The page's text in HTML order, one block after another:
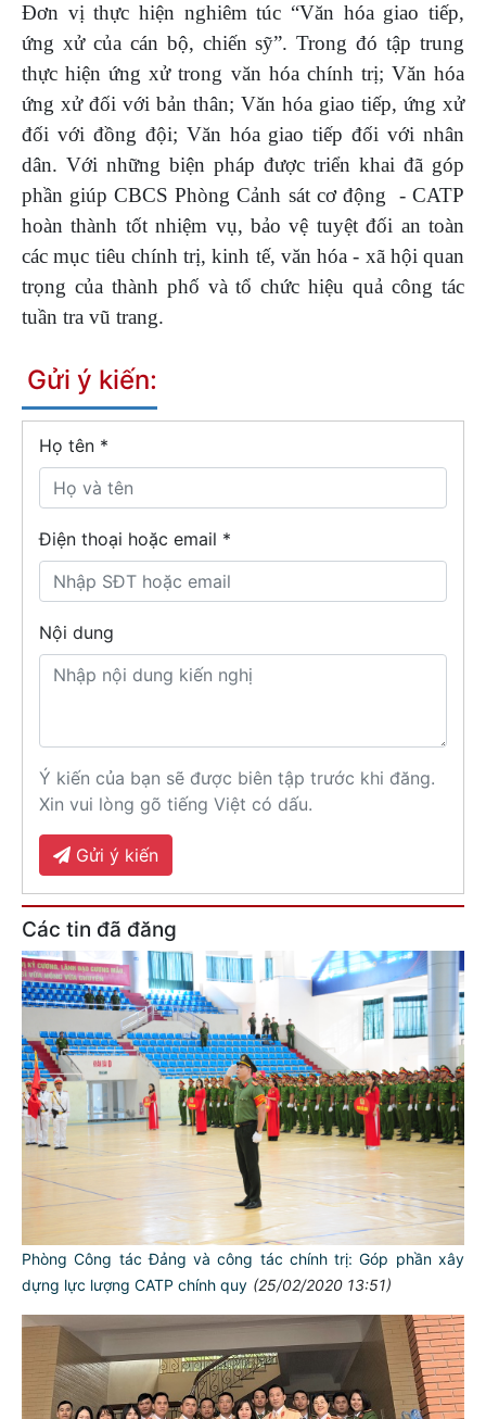
Đơn vị thực hiện nghiêm túc “Văn hóa giao tiếp,
ứng xử của cán bộ, chiến sỹ”. Trong đó tập trung
thực hiện ứng xử trong văn hóa chính trị; Văn hóa
ứng xử đối với bản thân; Văn hóa giao tiếp, ứng xử
đối với đồng đội; Văn hóa giao tiếp đối với nhân
dân. Với những biện pháp được triển khai đã góp
phần giúp CBCS Phòng Cảnh sát cơ động - CATP
hoàn thành tốt nhiệm vụ, bảo vệ tuyệt đối an toàn
các mục tiêu chính trị, kinh tế, văn hóa - xã hội quan
trọng của thành phố và tổ chức hiệu quả công tác
tuần tra vũ trang.
Gửi ý kiến:
Họ tên *
Điện thoại hoặc email *
Nội dung
Ý kiến của bạn sẽ được biên tập trước khi đăng.
Xin vui lòng gõ tiếng Việt có dấu.
Gửi ý kiến
Các tin đã đăng
Phòng Công tác Đảng và công tác chính trị: Góp phần xây
dựng lực lượng CATP chính quy (25/02/2020 13:51)